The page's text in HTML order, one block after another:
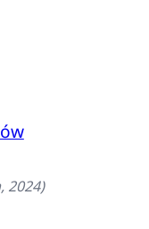
2024)